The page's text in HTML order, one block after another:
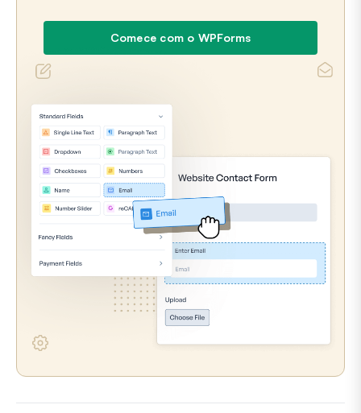
Comece com o WPForms